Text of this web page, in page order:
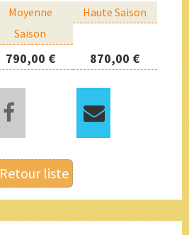
Moyenne
Saison
Haute Saison
790,00 € 870,00 €
Retour liste